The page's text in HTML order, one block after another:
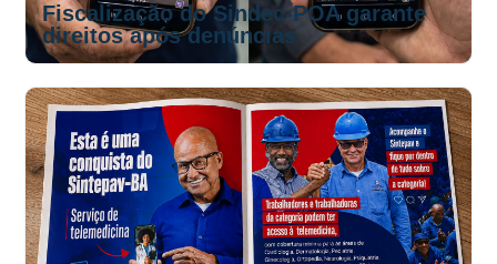
Fiscalização do Sindec-POA garante
direitos após denúncias